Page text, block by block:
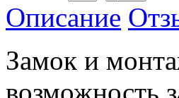
Описание
Замок и
возможность